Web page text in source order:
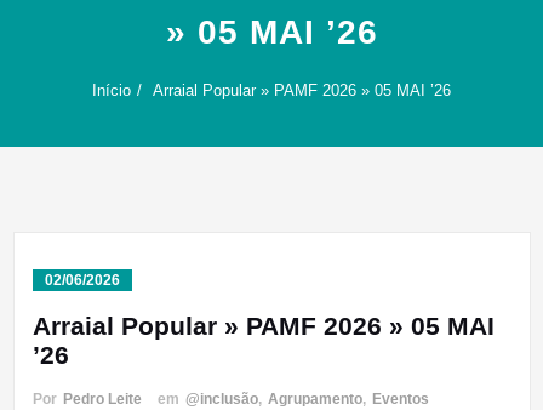
» 05 MAI ’26
Início Arraial Popular » PAMF 2026 » 05 MAI ’26
02/06/2026
Arraial Popular » PAMF 2026 » 05 MAI
’26
Por Pedro Leite em @inclusão, Agrupamento, Eventos